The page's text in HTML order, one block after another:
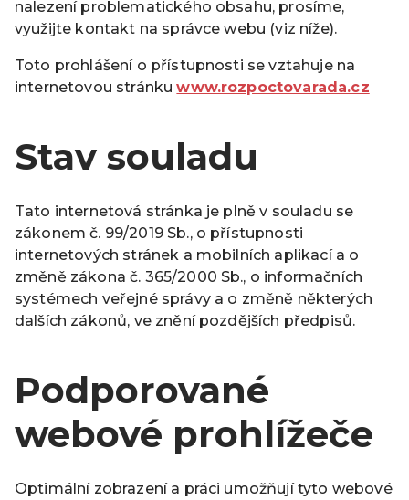
nalezení problematického obsahu, prosíme,
využijte kontakt na správce webu (viz níže).
Toto prohlášení o přístupnosti se vztahuje na
internetovou stránkuwww.rozpoctovarada.cz
Stav souladu
Tato internetová stránka je plně v souladu se
zákonem č. 99/2019 Sb., o přístupnosti
internetových stránek a mobilních aplikací a o
změně zákona č. 365/2000 Sb., o informačních
systémech veřejné správy a o změně některých
dalších zákonů, ve znění pozdějších předpisů.
Podporované
webové prohlížeče
Optimální zobrazení a práci umožňují tyto webové